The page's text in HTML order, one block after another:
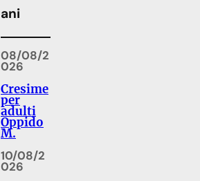
ani
08/08/2
026
Cresime
per
adulti
Oppido
M.
10/08/2
026